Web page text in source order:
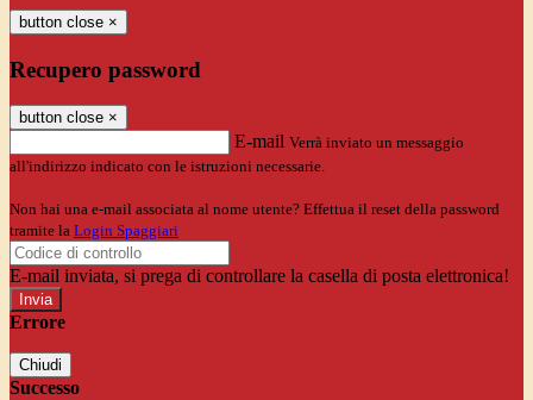
button close ×
Recupero password
button close ×
E-mail Verrà inviato un messaggio
all'indirizzo indicato con le istruzioni necessarie.
Non hai una e-mail associata al nome utente? Effettua il reset della password
tramite la Login Spaggiari
E-mail inviata, si prega di controllare la casella di posta elettronica!
Errore
Chiudi
Successo